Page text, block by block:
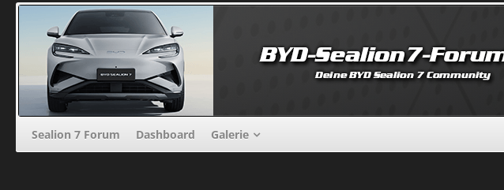
Sealion 7 Forum Dashboard Galerie